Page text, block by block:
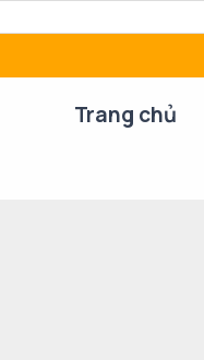
Trang chủ